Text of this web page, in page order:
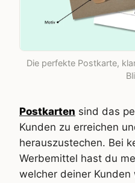
Die perfekte Postkarte,
Postkarten sind das
Kunden zu erreichen
herauszustechen. Bei
Werbemittel hast du
welcher deiner